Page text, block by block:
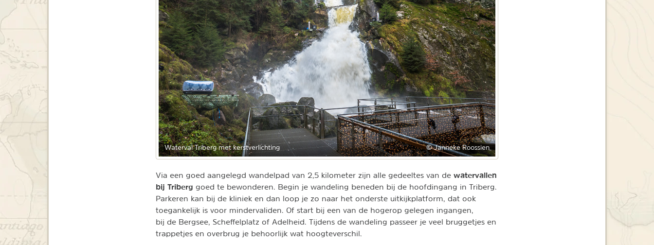
Waterval Triberg met kerstverlichting © Janneke Roossien
Via een goed aangelegd wandelpad van 2,5 kilometer zijn alle gedeeltes van de watervallen
bij Triberg goed te bewonderen. Begin je wandeling beneden bij de hoofdingang in Triberg.
Parkeren kan bij de kliniek en dan loop je zo naar het onderste uitkijkplatform, dat ook
toegankelijk is voor mindervaliden. Of start bij een van de hogerop gelegen ingangen,
bij de Bergsee, Scheffelplatz of Adelheid. Tijdens de wandeling passeer je veel bruggetjes en
trappetjes en overbrug je behoorlijk wat hoogteverschil.